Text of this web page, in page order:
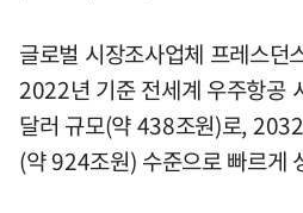
글로벌 시장조사업체 프레스던
2022년 기준 전세계 우주항공
달러 규모(약 438조원)로,
(약 924조원) 수준으로 빠르게